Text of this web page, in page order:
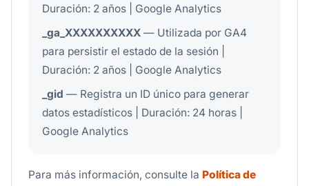
Duración: 2 años | Google Analytics
_ga_XXXXXXXXXX — Utilizada por GA4
para persistir el estado de la sesión |
Duración: 2 años | Google Analytics
_gid — Registra un ID único para generar
datos estadísticos | Duración: 24 horas |
Google Analytics
Para más información, consulte la Política de